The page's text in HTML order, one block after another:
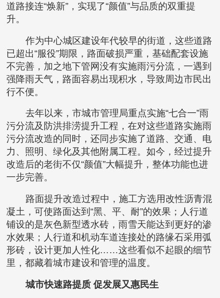
道路接连“焕新”，实现了“颜值”与品质的双重提
升。
作为中心城区建设年代较早的街道，这些道路
已超出“服役”期限，路面破损严重，基础配套设施
不完善，加之地下管网没有实施雨污分流，一遇到
强降雨天气，路面容易出现积水，导致周边市民出
行不便。
去年以来，市城市管理局重点实施“七合一”雨
污分流及防洪排涝提升工程，在对这些道路实施雨
污分流改造的同时，还同步实施了道路、交通、电
力、照明、绿化及其他附属工程。如今，经过提升
改造后的老街不仅“颜值”大幅提升，整体功能也进
一步完善。
路面提升改造过程中，施工方选用改性沥青混
凝土，可使路面达到“黑、平、耐”的效果；人行道
铺设的是灰色新型透水砖，雨雪天能达到更好的渗
水效果；人行道和机动车道连接处的路缘石采用弧
形砖，设计更加人性化……这些看似不起眼的细节
里，都藏着城市建设和管理的温度。
城市快速路提质 促发展又惠民生